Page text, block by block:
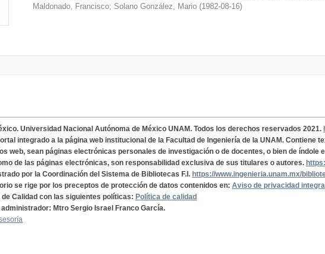
Maldonado, Francisco; Solano González, Mario (1982-08-16)
Universidad Nacional Autónoma de México UNAM. Todos los derechos reservados 2021.
integrado a la página web institucional de la Facultad de Ingeniería de la UNAM.
web, sean páginas electrónicas personales de investigación o de docentes, o bien de índole
de las páginas electrónicas, son responsabilidad exclusiva de sus titulares o autores.
por la Coordinación del Sistema de Bibliotecas F.I. https://www.ingenieria.unam.mx/
se rige por los preceptos de protección de datos contenidos en: Aviso de privacidad integral
Calidad con las siguientes políticas: Política de calidad
administrador: Mtro Sergio Israel Franco García.